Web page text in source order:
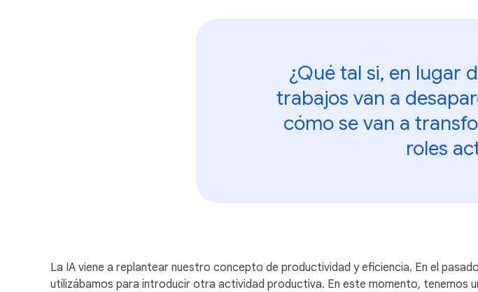
¿Qué tal si, en lugar
trabajos van a
cómo se van a
roles
La IA viene a replantear nuestro concepto de productividad y eficiencia. En el
utilizábamos para introducir otra actividad productiva. En este momento, tenemos